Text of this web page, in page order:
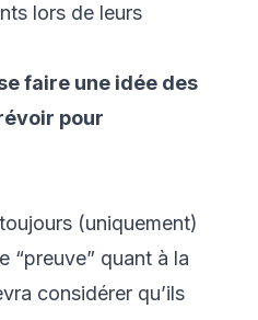
lors de leurs
faire une idée des
pour
(uniquement)
“preuve” quant à la
considérer qu’ils